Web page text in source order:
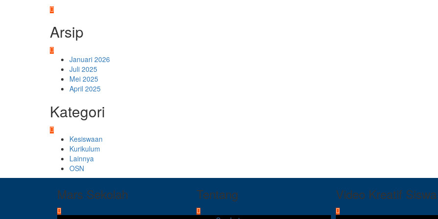
Arsip
Januari 2026
Juli 2025
Mei 2025
April 2025
Kategori
Kesiswaan
Kurikulum
Lainnya
OSN
Mars Sekolah Tentang Video Kreatif Siswa